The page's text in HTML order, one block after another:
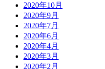
2020年10月
2020年9月
2020年7月
2020年6月
2020年4月
2020年3月
2020年2月